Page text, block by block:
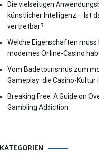
Die vielseitigen
künstlicher Intelligenz – Ist
vertretbar?
Welche Eigenschaften
modernes Online-Casino
Vom Badetourismus zum
Gameplay: die Casino-Kultur
Breaking Free: A Guide on
Gambling Addiction
KATEGORIEN